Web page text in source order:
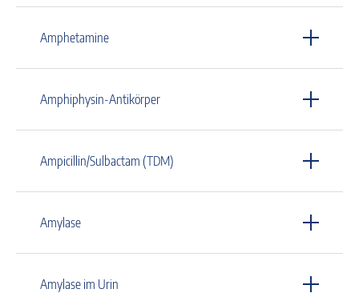
Amphetamine
Amphiphysin-Antikörper
Ampicillin/Sulbactam (TDM)
Amylase
Amylase im Urin